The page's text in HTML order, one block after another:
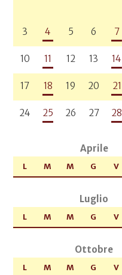
3 4 5 6 7
10 11 12 13 14
17 18 19 20 21
24 25 26 27 28
Aprile
L M M G V
Luglio
L M M G V
Ottobre
L M M G V